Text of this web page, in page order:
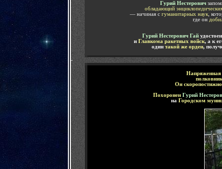
Гурий Нестерович
обладающий
— начиная с гуманитарных наук ,
где он
Гурий Нестерович Гай
иГлавкома ракетных войск, а к
один такой же орден,
-
Напряженная
Он скоропостижно
Похоронен Гурий
на Городском